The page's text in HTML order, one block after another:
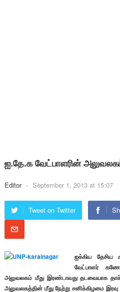
ஐ.தே.க வேட்பாளரின்
Editor - September 1, 2013 at 15:07
Tweet on Twitter
ஐக்கிய
வேட்பாளர்
அலுவலகம் மீது இரண்டாவது தடவையாக
அலுவலகத்தின் மீது நேற்று சனிக்கிழமை